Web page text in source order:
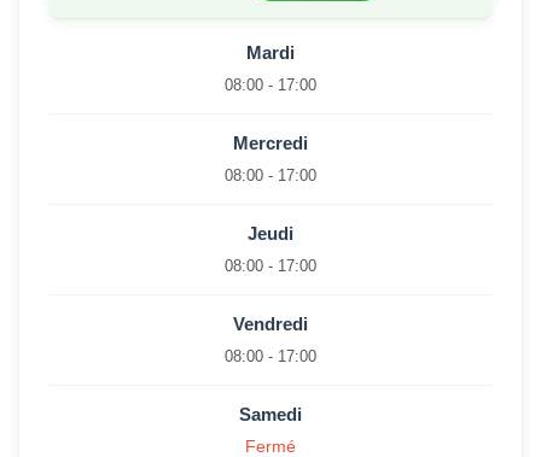
Mardi
08:00 - 17:00
Mercredi
08:00 - 17:00
Jeudi
08:00 - 17:00
Vendredi
08:00 - 17:00
Samedi
Fermé